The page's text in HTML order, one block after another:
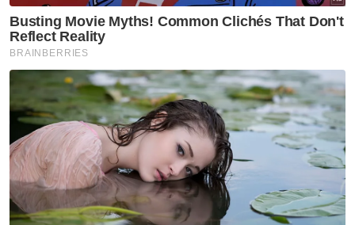
"Semakan CTR dan STR mendapati tidak
wujud apa-apa transaksi yang mencurigakan
yang boleh mencetuskan penyiasatan dan
tidak ada perkara yang signifikan dalam
tempoh proses berkenaan," katanya.
Beliau bagaimanapun berkata, semakan CTR
dan STR terhadap empat suspek yang
dikenal pasti dalam siasatan menemukan
beberapa transaksi yang masih memerlukan